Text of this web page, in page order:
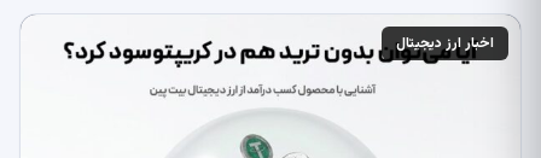
اخبار ارز دیجیتال